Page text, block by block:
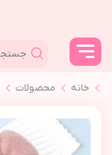
خانه محصولات